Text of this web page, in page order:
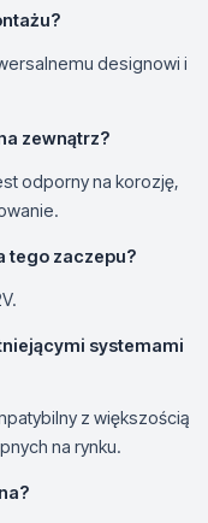
designowi i
zewnątrz?
odporny na korozję,
tego zaczepu?
systemami
z większością
na rynku.